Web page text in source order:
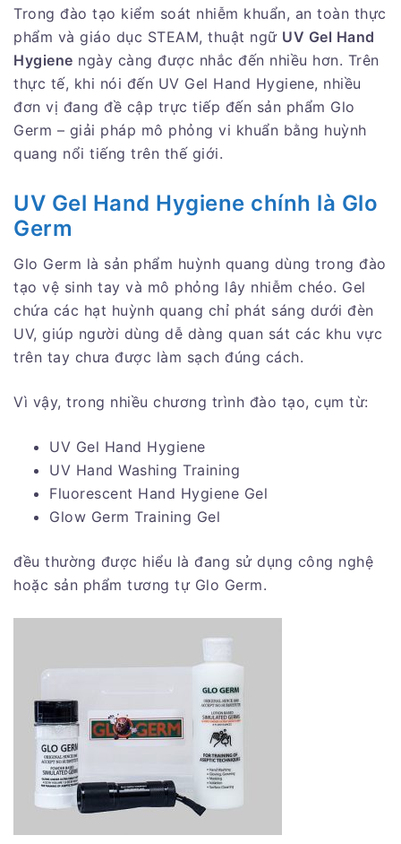
Trong đào tạo kiểm soát nhiễm khuẩn, an toàn thực
phẩm và giáo dục STEAM, thuật ngữ UV Gel Hand
Hygiene ngày càng được nhắc đến nhiều hơn. Trên
thực tế, khi nói đến UV Gel Hand Hygiene, nhiều
đơn vị đang đề cập trực tiếp đến sản phẩm Glo
Germ – giải pháp mô phỏng vi khuẩn bằng huỳnh
quang nổi tiếng trên thế giới.
UV Gel Hand Hygiene chính là Glo
Germ
Glo Germ là sản phẩm huỳnh quang dùng trong đào
tạo vệ sinh tay và mô phỏng lây nhiễm chéo. Gel
chứa các hạt huỳnh quang chỉ phát sáng dưới đèn
UV, giúp người dùng dễ dàng quan sát các khu vực
trên tay chưa được làm sạch đúng cách.
Vì vậy, trong nhiều chương trình đào tạo, cụm từ:
UV Gel Hand Hygiene
UV Hand Washing Training
Fluorescent Hand Hygiene Gel
Glow Germ Training Gel
đều thường được hiểu là đang sử dụng công nghệ
hoặc sản phẩm tương tự Glo Germ.